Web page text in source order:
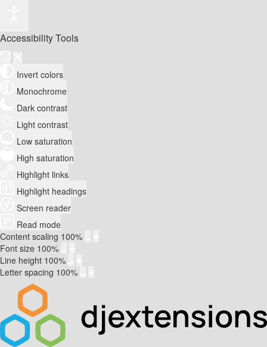
Accessibility Tools
Invert colors
Monochrome
Dark contrast
Light contrast
Low saturation
High saturation
Highlight links
Highlight headings
Screen reader
Read mode
Content scaling 100%
Font size 100%
Line height 100%
Letter spacing 100%